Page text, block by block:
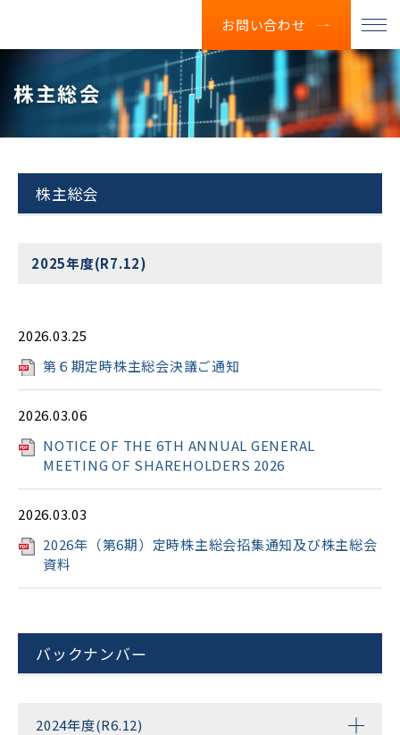
お問い合わせ
株主総会
株主総会
2025年度(R7.12)
2026.03.25
第６期定時株主総会決議ご通知
2026.03.06
NOTICE OF THE 6TH ANNUAL GENERAL
MEETING OF SHAREHOLDERS 2026
2026.03.03
2026年（第6期）定時株主総会招集通知及び株主総会
資料
バックナンバー
2024年度(R6.12)